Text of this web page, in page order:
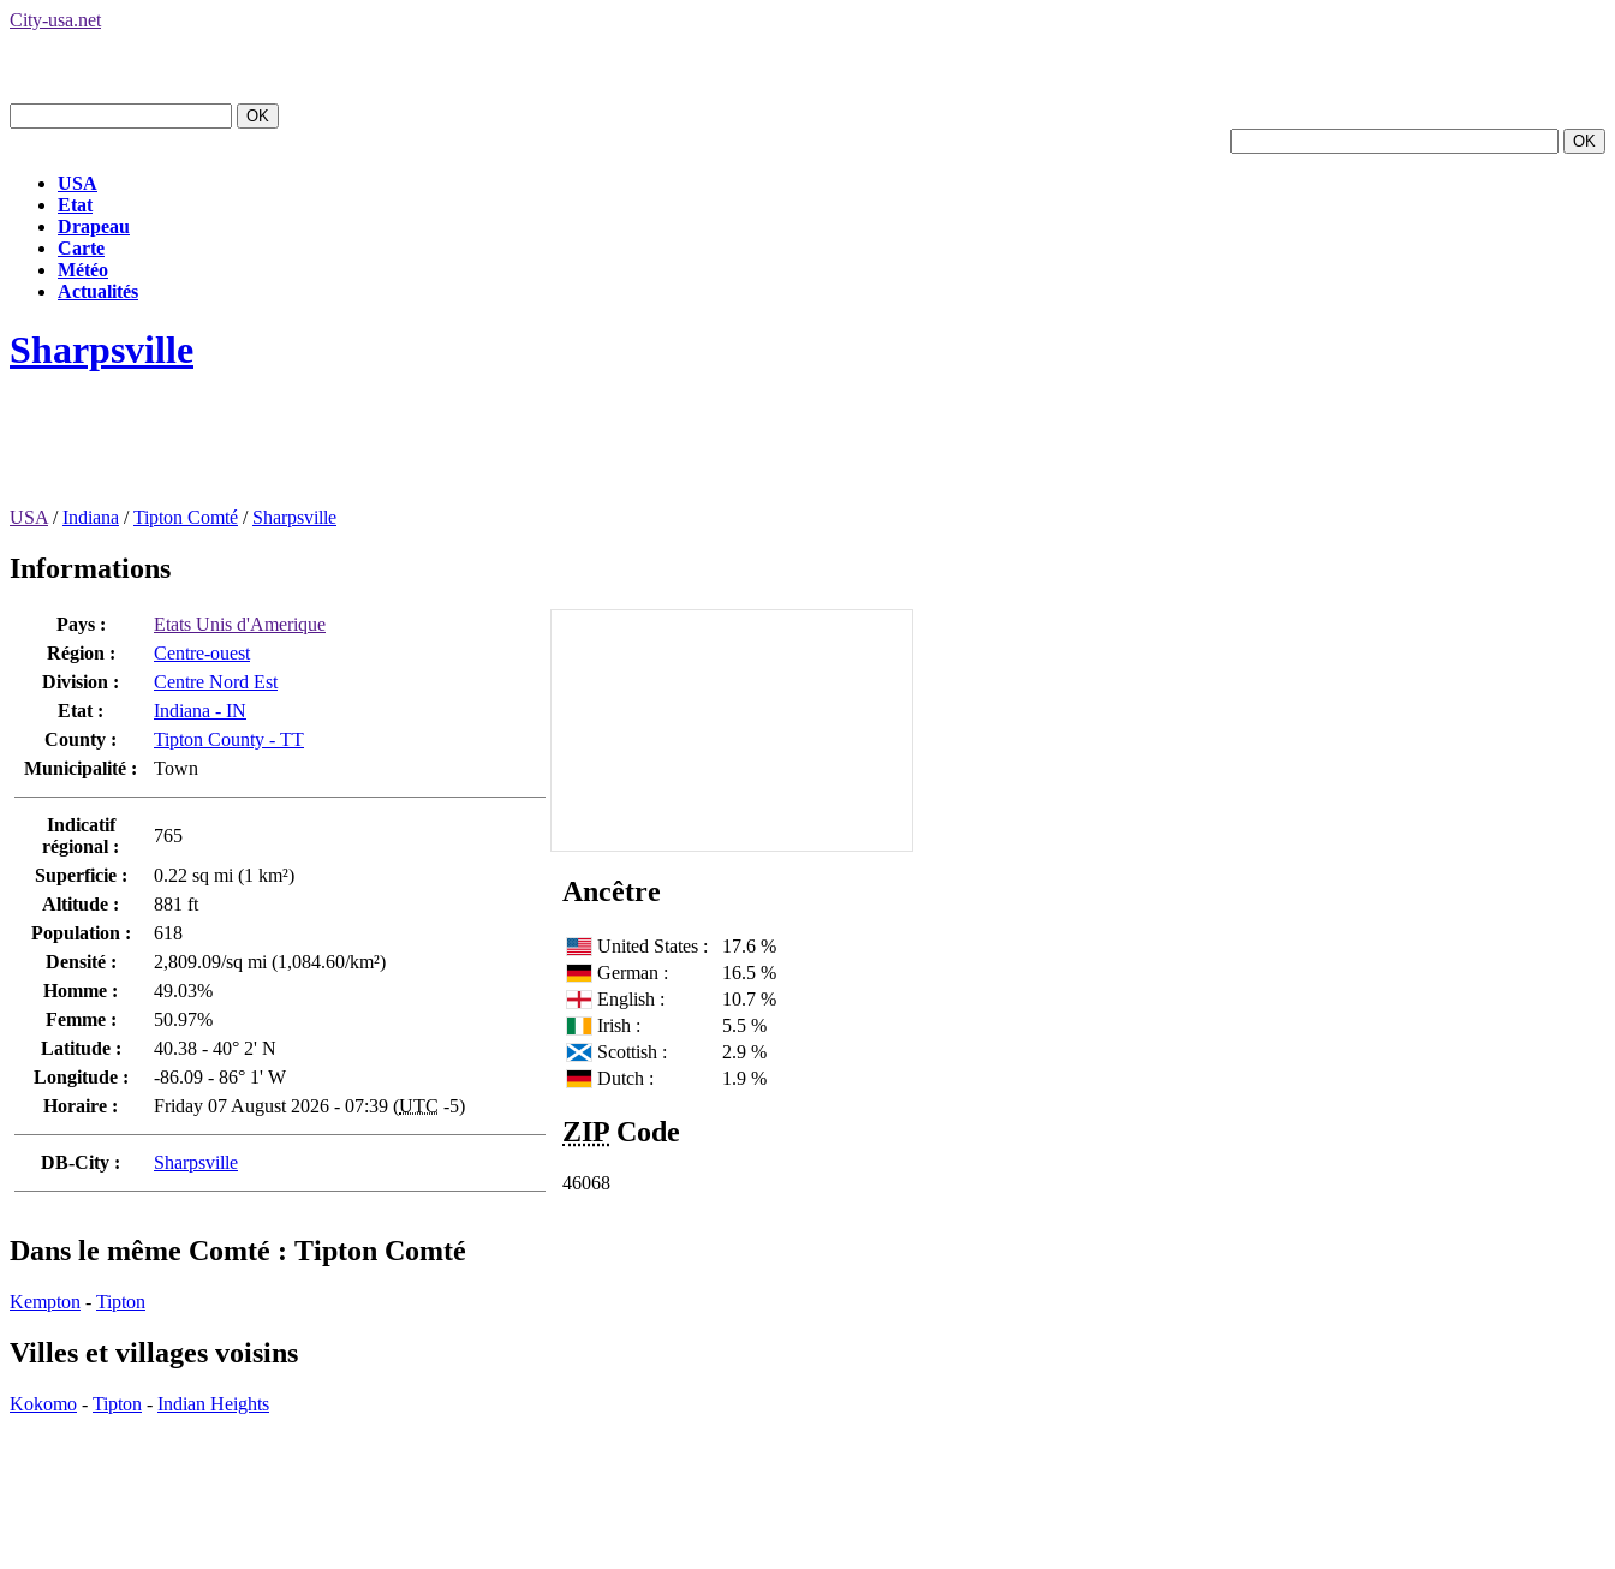
City-usa.net
USA
Etat
Drapeau
Carte
Météo
Actualités
Sharpsville
USA /Indiana /Tipton Comté / Sharpsville
Informations
Pays :
Etats Unis d'Amerique
Région :
Centre-ouest
Division :
Centre Nord Est
Etat :
Indiana - IN
County :
Tipton County - TT
Municipalité :
Town
Indicatif
régional :
765
Superficie :
0.22 sq mi (1 km²)
Altitude :
881 ft
Population :
618
Densité :
2,809.09/sq mi (1,084.60/km²)
Homme :
49.03%
Femme :
50.97%
Latitude :
40.38 - 40° 2' N
Longitude :
-86.09 - 86° 1' W
Horaire :
Friday 07 August 2026 - 07:39 (UTC -5)
DB-City : Sharpsville
Ancêtre
United States :
17.6 %
German :
16.5 %
English :
10.7 %
Irish :
5.5 %
Scottish :
2.9 %
Dutch :
1.9 %
ZIP Code
46068
Dans le même Comté : Tipton Comté
Kempton - Tipton
Villes et villages voisins
Kokomo - Tipton - Indian Heights